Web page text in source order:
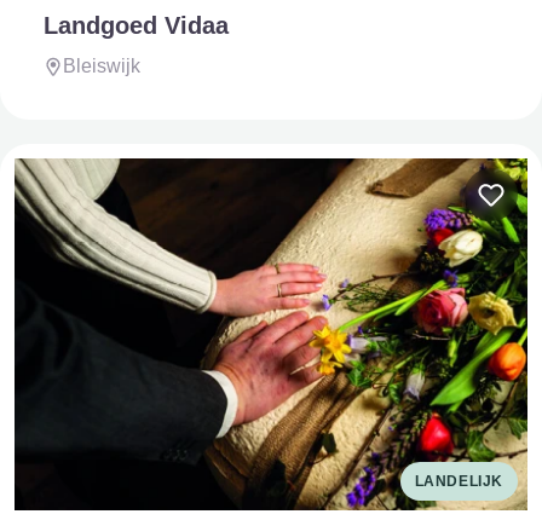
Landgoed Vidaa
Bleiswijk
LANDELIJK